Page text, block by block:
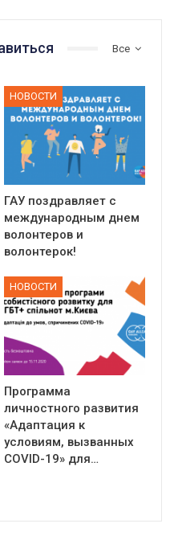
Все
НОВОСТИ
ГАУ поздравляет с
международным днем
волонтеров и
волонтерок!
НОВОСТИ
Программа
личностного развития
«Адаптация к
условиям, вызванных
СOVID-19» для…